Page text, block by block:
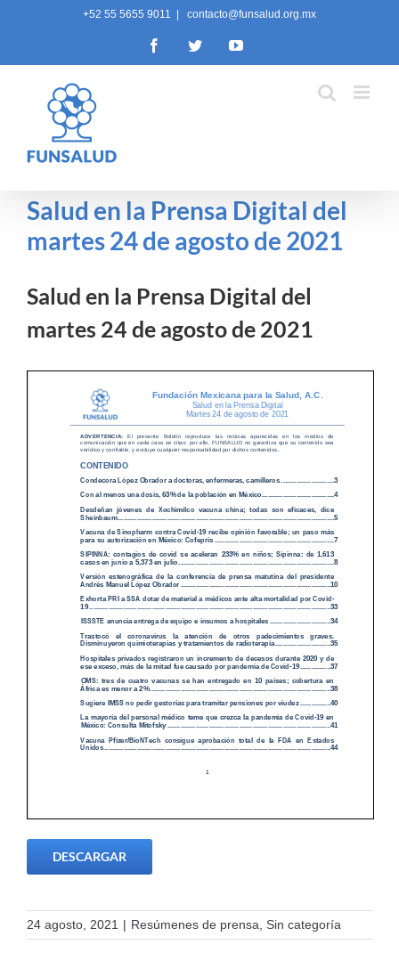
+52 55 5655 9011 contacto@funsalud.org.mx
FacebookTwitterYouTube
Salud en la Prensa Digital del
martes 24 de agosto de 2021
Salud en la Prensa Digital del
martes 24 de agosto de 2021
DESCARGAR
24 agosto, 2021 | Resúmenes de prensa, Sin categoría